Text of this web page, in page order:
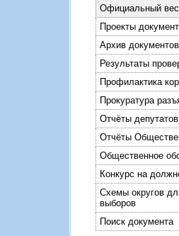
Официальный
Проекты
Архив документов
Результаты
Профилактика
Прокуратура
Отчёты депутатов
Отчёты
Общественное
Конкурс на
Схемы округов
выборов
Поиск документа